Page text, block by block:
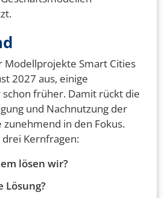
Modellprojekte Smart Cities
2027 aus, einige
früher. Damit rückt die
und Nachnutzung der
in den Fokus.
Kernfragen:
lösen wir?
Lösung?